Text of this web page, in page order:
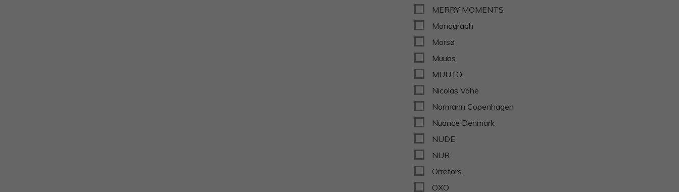
MERRY MOMENTS
Monograph
Morsø
Muubs
MUUTO
Nicolas Vahe
Normann Copenhagen
Nuance Denmark
NUDE
NUR
Orrefors
OXO